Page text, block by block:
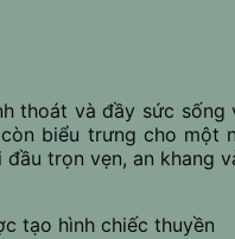
thoát và đầy sức
biểu trưng cho
trọn vẹn, an khang
tạo hình chiếc thuyền